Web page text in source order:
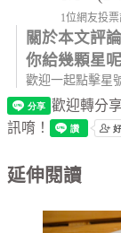
1位網友投
關於本文評
你給幾顆星
歡迎一起點擊星
歡迎轉分享
訊唷！
延伸閱讀